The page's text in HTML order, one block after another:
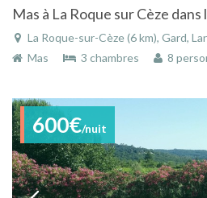
La Roque-sur-Cèze (6 km), Gard,
Mas
3 chambres 8
600€/nuit